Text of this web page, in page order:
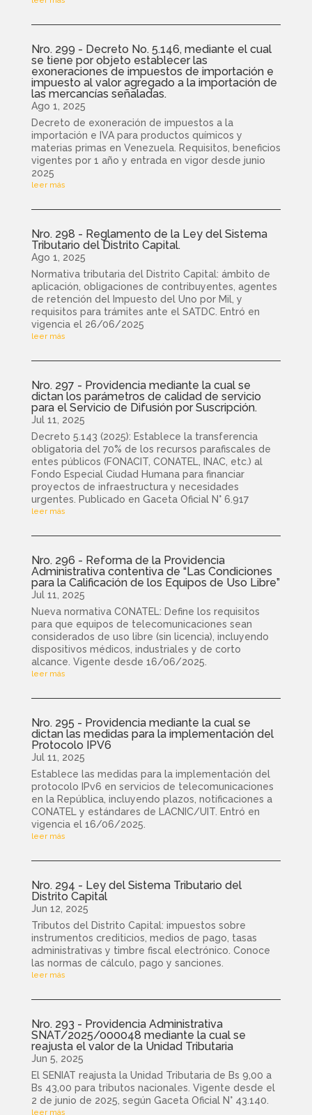
Nro. 299 - Decreto No. 5.146, mediante el cual
se tiene por objeto establecer las
exoneraciones de impuestos de importación e
impuesto al valor agregado a la importación de
las mercancías señaladas.
Ago 1, 2025
Decreto de exoneración de impuestos a la
importación e IVA para productos químicos y
materias primas en Venezuela. Requisitos, beneficios
vigentes por 1 año y entrada en vigor desde junio
2025
leer más
Nro. 298 - Reglamento de la Ley del Sistema
Tributario del Distrito Capital.
Ago 1, 2025
Normativa tributaria del Distrito Capital: ámbito de
aplicación, obligaciones de contribuyentes, agentes
de retención del Impuesto del Uno por Mil, y
requisitos para trámites ante el SATDC. Entró en
vigencia el 26/06/2025
leer más
Nro. 297 - Providencia mediante la cual se
dictan los parámetros de calidad de servicio
para el Servicio de Difusión por Suscripción.
Jul 11, 2025
Decreto 5.143 (2025): Establece la transferencia
obligatoria del 70% de los recursos parafiscales de
entes públicos (FONACIT, CONATEL, INAC, etc.) al
Fondo Especial Ciudad Humana para financiar
proyectos de infraestructura y necesidades
urgentes. Publicado en Gaceta Oficial N° 6.917
leer más
Nro. 296 - Reforma de la Providencia
Administrativa contentiva de “Las Condiciones
para la Calificación de los Equipos de Uso Libre”
Jul 11, 2025
Nueva normativa CONATEL: Define los requisitos
para que equipos de telecomunicaciones sean
considerados de uso libre (sin licencia), incluyendo
dispositivos médicos, industriales y de corto
alcance. Vigente desde 16/06/2025.
leer más
Nro. 295 - Providencia mediante la cual se
dictan las medidas para la implementación del
Protocolo IPV6
Jul 11, 2025
Establece las medidas para la implementación del
protocolo IPv6 en servicios de telecomunicaciones
en la República, incluyendo plazos, notificaciones a
CONATEL y estándares de LACNIC/UIT. Entró en
vigencia el 16/06/2025.
leer más
Nro. 294 - Ley del Sistema Tributario del
Distrito Capital
Jun 12, 2025
Tributos del Distrito Capital: impuestos sobre
instrumentos crediticios, medios de pago, tasas
administrativas y timbre fiscal electrónico. Conoce
las normas de cálculo, pago y sanciones.
leer más
Nro. 293 - Providencia Administrativa
SNAT/2025/000048 mediante la cual se
reajusta el valor de la Unidad Tributaria
Jun 5, 2025
El SENIAT reajusta la Unidad Tributaria de Bs 9,00 a
Bs 43,00 para tributos nacionales. Vigente desde el
2 de junio de 2025, según Gaceta Oficial N° 43.140.
leer más